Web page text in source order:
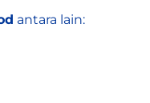
antara lain: